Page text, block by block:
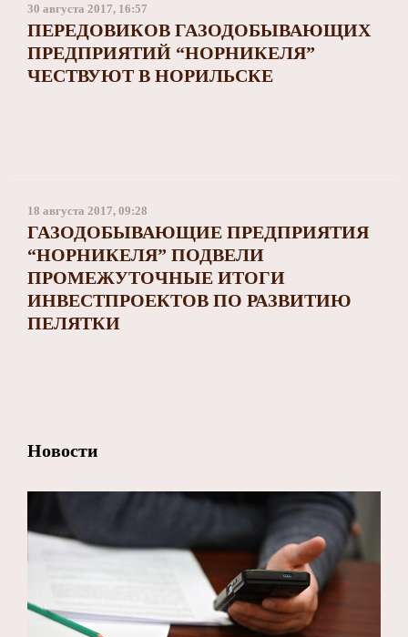
30 августа 2017, 16:57
ПЕРЕДОВИКОВ ГАЗОДОБЫВАЮЩИХ
ПРЕДПРИЯТИЙ “НОРНИКЕЛЯ”
ЧЕСТВУЮТ В НОРИЛЬСКЕ
18 августа 2017, 09:28
ГАЗОДОБЫВАЮЩИЕ ПРЕДПРИЯТИЯ
“НОРНИКЕЛЯ” ПОДВЕЛИ
ПРОМЕЖУТОЧНЫЕ ИТОГИ
ИНВЕСТПРОЕКТОВ ПО РАЗВИТИЮ
ПЕЛЯТКИ
Новости